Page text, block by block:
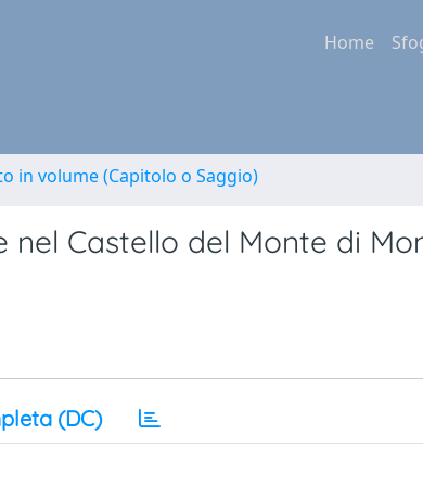
Home
in volume (Capitolo o Saggio)
Castello del Monte di
(DC)